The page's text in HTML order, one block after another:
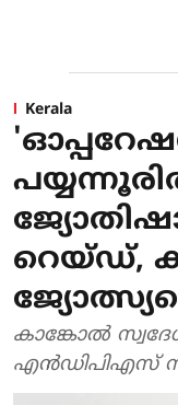
Kerala
റെയ്ഡ്,
കാങ്കോൽ
എൻഡിപിഎസ്